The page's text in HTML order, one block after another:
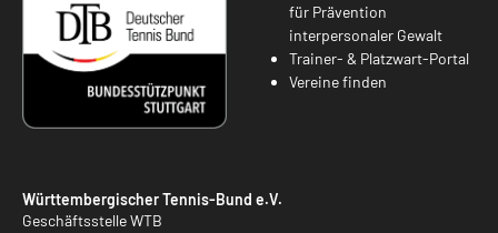
für Prävention
interpersonaler Gewalt
Trainer- & Platzwart-Portal
Vereine finden
Württembergischer Tennis-Bund e.V.
Geschäftsstelle WTB